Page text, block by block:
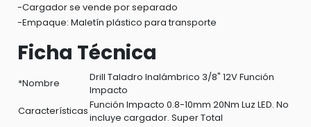
-Cargador se vende por separado
-Empaque: Maletín plástico para transporte
Ficha Técnica
*Nombre
Drill Taladro Inalámbrico 3/8" 12V Función
Impacto
CaracterísticasFunción Impacto 0.8-10mm 20Nm Luz LED. No
incluye cargador. Super Total